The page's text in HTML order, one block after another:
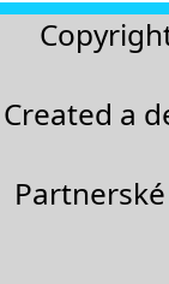
Created a